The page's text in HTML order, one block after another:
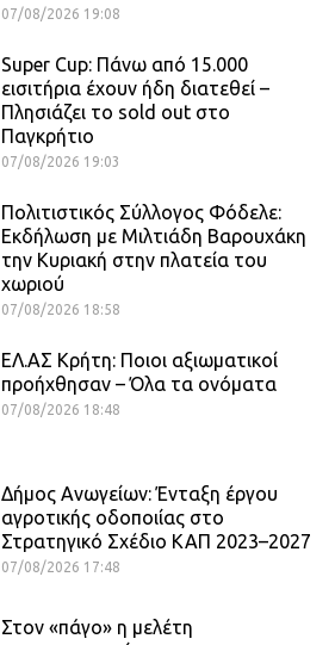
07/08/2026 19:08
Super Cup: Πάνω από 15.000
εισιτήρια έχουν ήδη διατεθεί –
Πλησιάζει το sold out στο
Παγκρήτιο
07/08/2026 19:03
Πολιτιστικός Σύλλογος Φόδελε:
Εκδήλωση με Μιλτιάδη Βαρουχάκη
την Κυριακή στην πλατεία του
χωριού
07/08/2026 18:58
ΕΛ.ΑΣ Κρήτη: Ποιοι αξιωματικοί
προήχθησαν – Όλα τα ονόματα
07/08/2026 18:48
Δήμος Ανωγείων: Ένταξη έργου
αγροτικής οδοποιίας στο
Στρατηγικό Σχέδιο ΚΑΠ 2023–2027
07/08/2026 17:48
Στον «πάγο» η μελέτη